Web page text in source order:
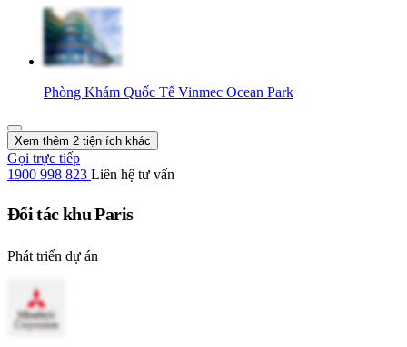
Phòng Khám Quốc Tế Vinmec Ocean Park
Xem thêm 2 tiện ích khác
Gọi trực tiếp
1900 998 823 Liên hệ tư vấn
Đối tác khu Paris
Phát triển dự án